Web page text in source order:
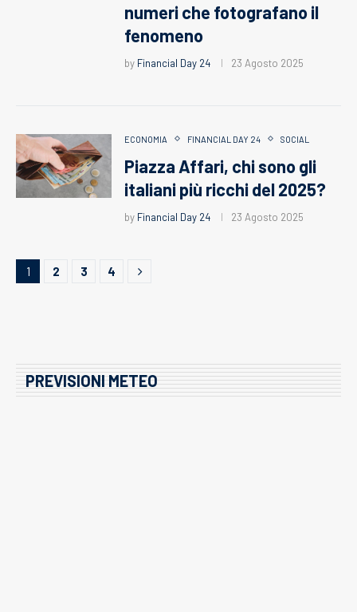
numeri che fotografano il
fenomeno
by Financial Day 24 23 Agosto 2025
ECONOMIA FINANCIAL DAY 24 SOCIAL
Piazza Affari, chi sono gli
italiani più ricchi del 2025?
by Financial Day 24 23 Agosto 2025
1 2 3 4
PREVISIONI METEO